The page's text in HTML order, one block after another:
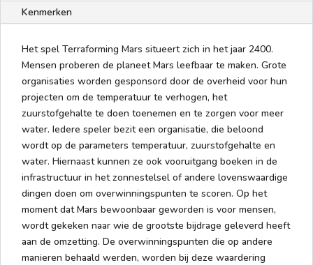
Kenmerken
Het spel Terraforming Mars situeert zich in het jaar 2400.
Mensen proberen de planeet Mars leefbaar te maken. Grote
organisaties worden gesponsord door de overheid voor hun
projecten om de temperatuur te verhogen, het
zuurstofgehalte te doen toenemen en te zorgen voor meer
water. Iedere speler bezit een organisatie, die beloond
wordt op de parameters temperatuur, zuurstofgehalte en
water. Hiernaast kunnen ze ook vooruitgang boeken in de
infrastructuur in het zonnestelsel of andere lovenswaardige
dingen doen om overwinningspunten te scoren. Op het
moment dat Mars bewoonbaar geworden is voor mensen,
wordt gekeken naar wie de grootste bijdrage geleverd heeft
aan de omzetting. De overwinningspunten die op andere
manieren behaald werden, worden bij deze waardering